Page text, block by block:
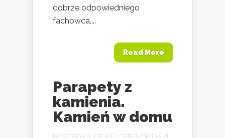
dobrze odpowiedniego
fachowca,...
Read More
Parapety z
kamienia.
Kamień w domu